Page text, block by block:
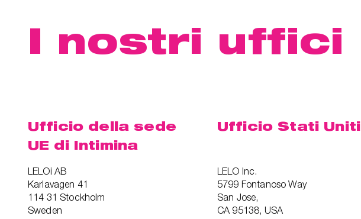
I nostri uffici
Ufficio della sede
UE di Intimina
LELOi AB
Karlavagen 41
114 31 Stockholm
Sweden
Ufficio Stati Uniti
LELO Inc.
5799 Fontanoso Way
San Jose,
CA 95138, USA